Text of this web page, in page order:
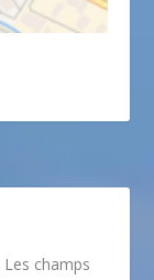
Les champs